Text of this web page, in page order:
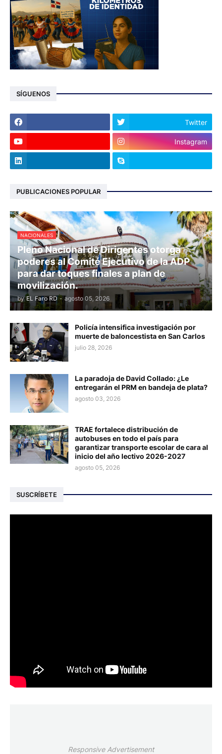
SÍGUENOS
Twitter
Instagram
PUBLICACIONES POPULAR
NACIONALES
Pleno Nacional de Dirigentes otorga
poderes al Comité Ejecutivo de la ADP
para dar toques finales a plan de
movilización.
by EL Faro RD - agosto 05, 2026
Policía intensifica investigación por
muerte de baloncestista en San Carlos
julio 28, 2026
La paradoja de David Collado: ¿Le
entregarán el PRM en bandeja de plata?
agosto 03, 2026
TRAE fortalece distribución de
autobuses en todo el país para
garantizar transporte escolar de cara al
inicio del año lectivo 2026-2027
agosto 05, 2026
SUSCRÍBETE
Responsive Advertisement